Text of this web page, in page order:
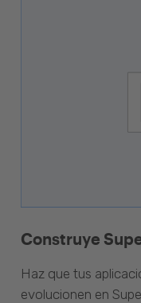
Construye
Haz que tus
evolucionen en